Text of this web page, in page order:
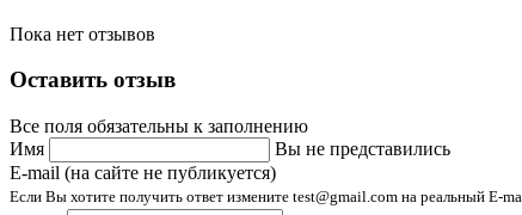
Пока нет отзывов
Оставить отзыв
Все поля обязательны к заполнению
Имя
Вы не представились
E-mail (на сайте не публикуется)
Если Вы хотите получить ответ измените test@gmail.com на реальный E-